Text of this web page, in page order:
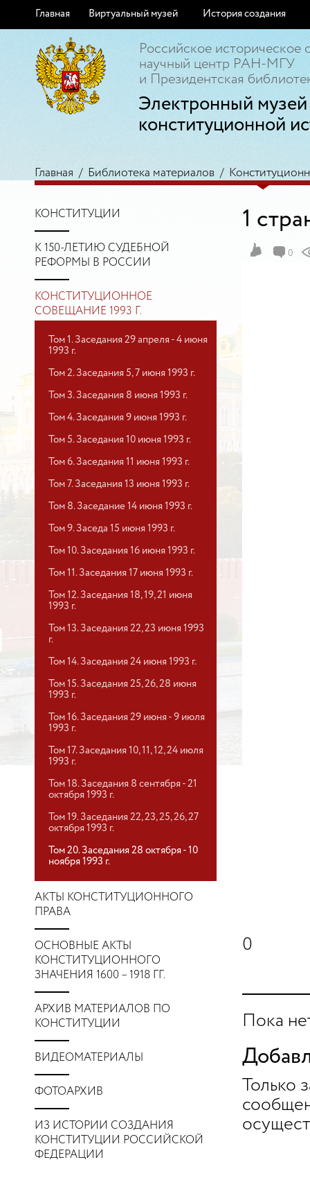
Главная Виртуальный музей История создания
Российское историческое
научный центр РАН-МГУ
и Президентская
Электронный музей
конституционной
Главная / Библиотека материалов /
КОНСТИТУЦИИ
К 150-ЛЕТИЮ СУДЕБНОЙ
РЕФОРМЫ В РОССИИ
КОНСТИТУЦИОННОЕ
СОВЕЩАНИЕ 1993 Г.
Том 1. Заседания 29 апреля - 4 июня
1993 г.
Том 2. Заседания 5, 7 июня 1993 г.
Том 3. Заседания 8 июня 1993 г.
Том 4. Заседания 9 июня 1993 г.
Том 5. Заседания 10 июня 1993 г.
Том 6. Заседания 11 июня 1993 г.
Том 7. Заседания 13 июня 1993 г.
Том 8. Заседание 14 июня 1993 г.
Том 9. Заседа 15 июня 1993 г.
Том 10. Заседания 16 июня 1993 г.
Том 11. Заседания 17 июня 1993 г.
Том 12. Заседания 18, 19, 21 июня
1993 г.
Том 13. Заседания 22, 23 июня 1993
г.
Том 14. Заседания 24 июня 1993 г.
Том 15. Заседания 25, 26, 28 июня
1993 г.
Том 16. Заседания 29 июня - 9 июля
1993 г.
Том 17. Заседания 10, 11, 12, 24 июля
1993 г.
Том 18. Заседания 8 сентября - 21
октября 1993 г.
Том 19. Заседания 22, 23, 25, 26, 27
октября 1993 г.
Том 20. Заседания 28 октября - 10
ноября 1993 г.
АКТЫ КОНСТИТУЦИОННОГО
ПРАВА
ОСНОВНЫЕ АКТЫ
КОНСТИТУЦИОННОГО
ЗНАЧЕНИЯ 1600 – 1918 ГГ.
АРХИВ МАТЕРИАЛОВ ПО
КОНСТИТУЦИИ
ВИДЕОМАТЕРИАЛЫ
ФОТОАРХИВ
ИЗ ИСТОРИИ СОЗДАНИЯ
КОНСТИТУЦИИ РОССИЙСКОЙ
ФЕДЕРАЦИИ
1
0
0
Пока
Только